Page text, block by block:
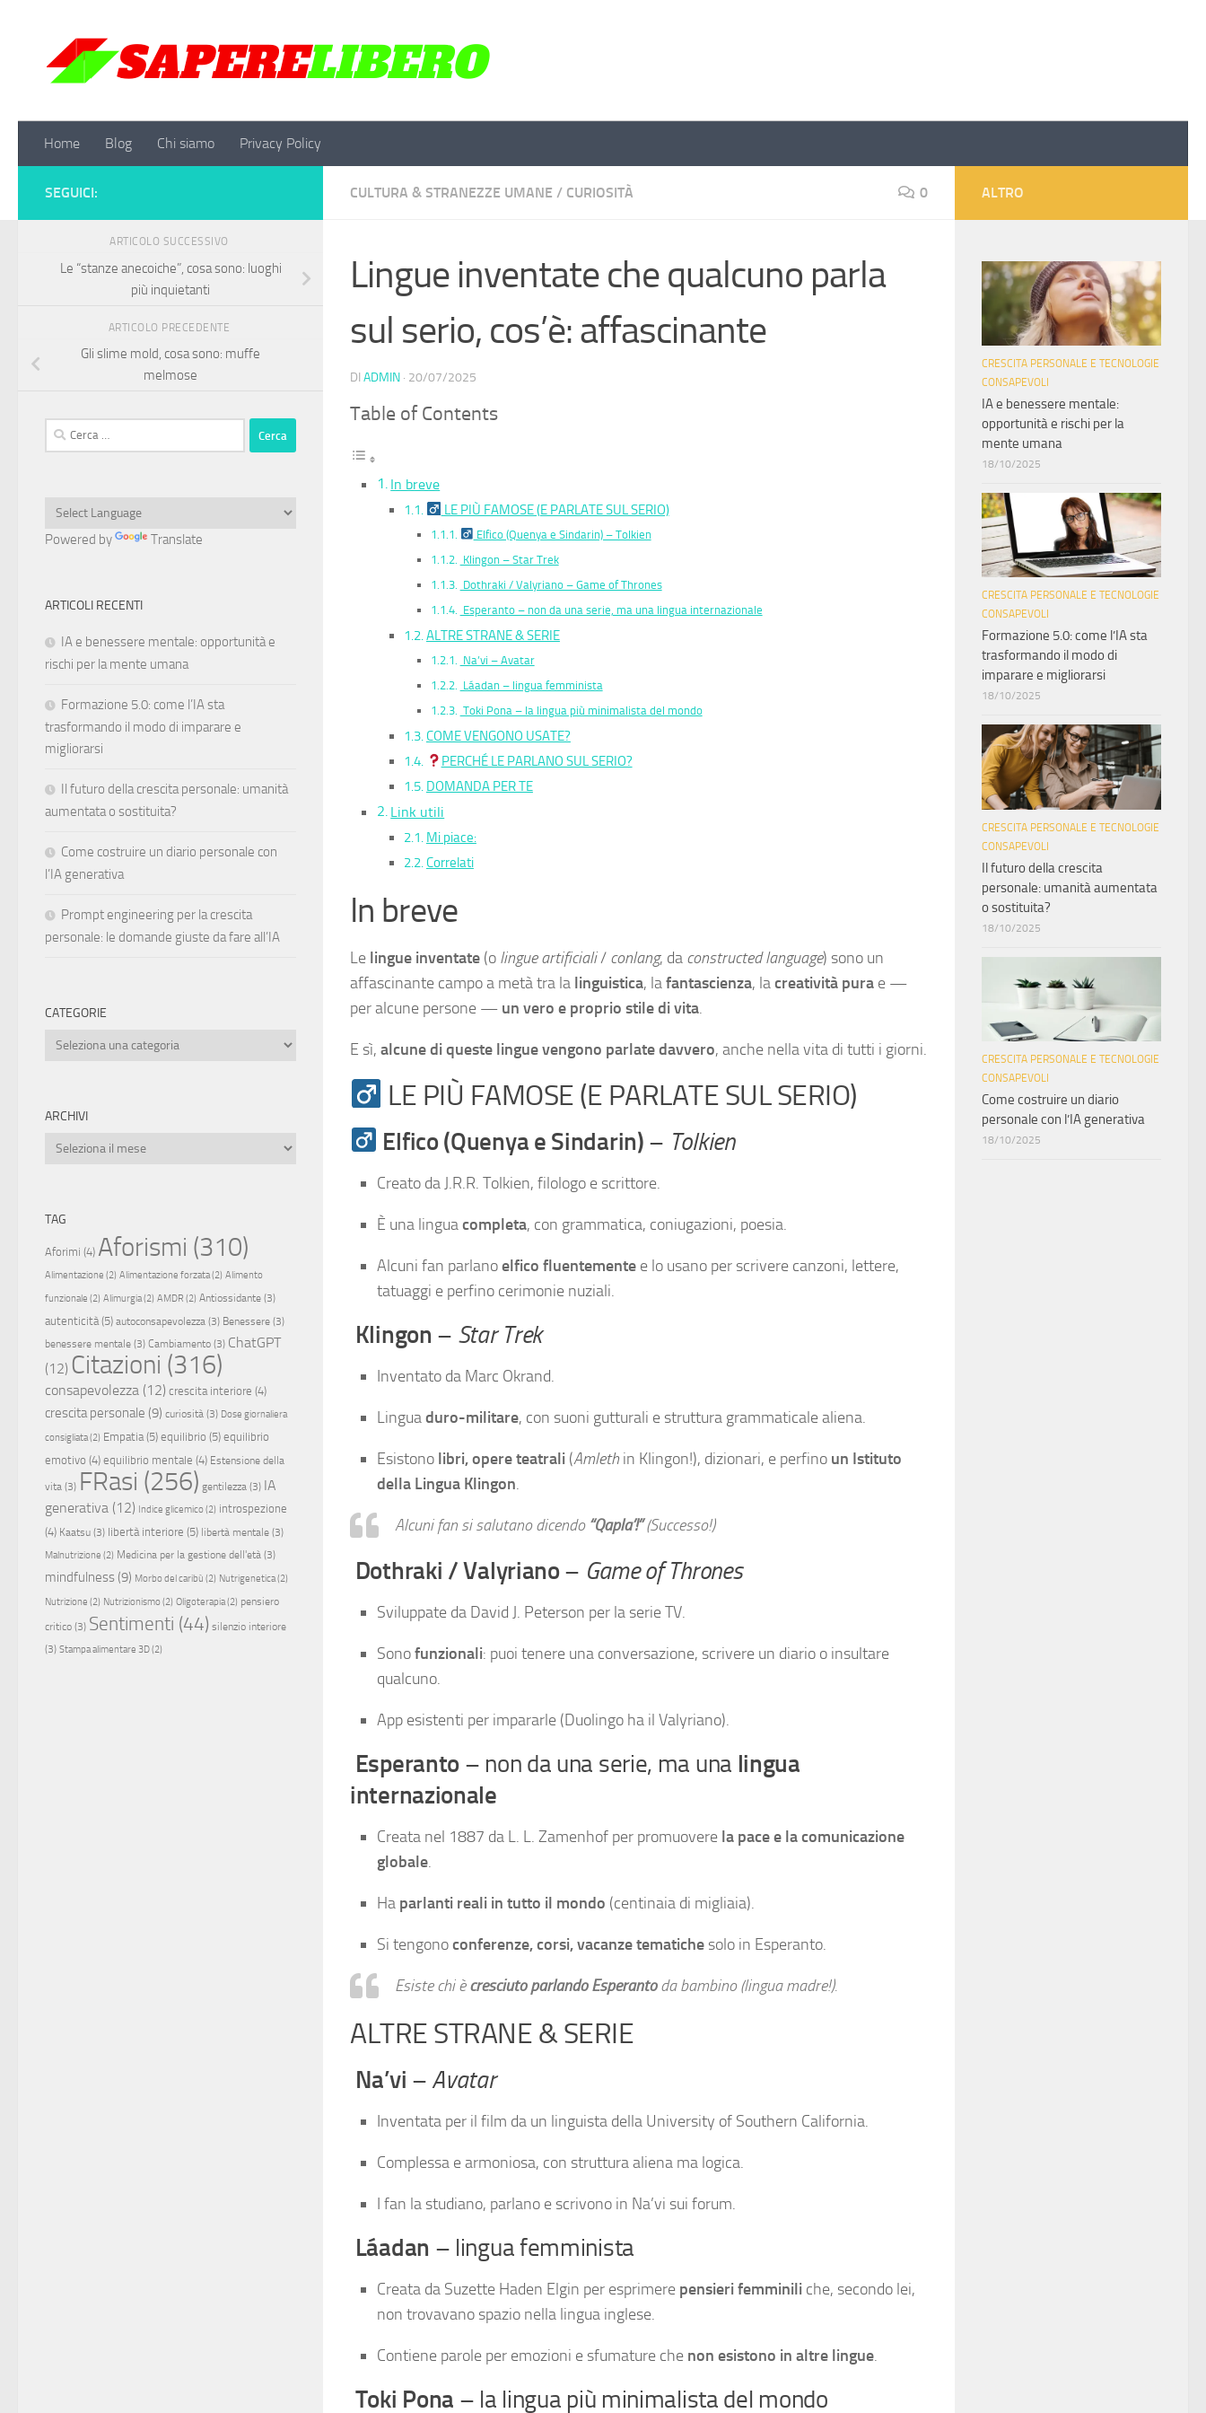
Home Blog Chi siamo Privacy Policy
CULTURA & STRANEZZE UMANE / CURIOSITÀ 0
Lingue inventate che qualcuno parla
sul serio, cos’è: affascinante
DI ADMIN · 20/07/2025
Table of Contents
In breve
LE PIÙ FAMOSE (E PARLATE SUL SERIO)
Elfico (Quenya e Sindarin) – Tolkien
Klingon – Star Trek
Dothraki / Valyriano – Game of Thrones
Esperanto – non da una serie, ma una lingua internazionale
ALTRE STRANE & SERIE
Na’vi – Avatar
Láadan – lingua femminista
Toki Pona – la lingua più minimalista del mondo
COME VENGONO USATE?
PERCHÉ LE PARLANO SUL SERIO?
DOMANDA PER TE
Link utili
Mi piace:
Correlati
In breve
Le lingue inventate (o lingue artificiali/ conlang, da constructed language) sono un
affascinante campo a metà tra la linguistica, lafantascienza, lacreatività pura e —
per alcune persone — un vero e proprio stile di vita.
E sì, alcune di queste lingue vengono parlate davvero, anche nella vita di tutti i giorni.
LE PIÙ FAMOSE (E PARLATE SUL SERIO)
Elfico (Quenya e Sindarin) – Tolkien
Creato da J.R.R. Tolkien, filologo e scrittore.
È una linguacompleta, con grammatica, coniugazioni, poesia.
Alcuni fan parlanoelfico fluentemente e lo usano per scrivere canzoni, lettere,
tatuaggi e perfino cerimonie nuziali.
Klingon – Star Trek
Inventato da Marc Okrand.
Linguaduro-militare, con suoni gutturali e struttura grammaticale aliena.
Esistono libri, opere teatrali (Amleth in Klingon!), dizionari, e perfino un Istituto
della Lingua Klingon.
Alcuni fan si salutano dicendo “Qapla’!”(Successo!)
Dothraki / Valyriano– Game of Thrones
Sviluppate da David J. Peterson per la serie TV.
Sonofunzionali: puoi tenere una conversazione, scrivere un diario o insultare
qualcuno.
App esistenti per impararle (Duolingo ha il Valyriano).
Esperanto – non da una serie, ma una lingua
internazionale
Creata nel 1887 da L. L. Zamenhof per promuovere la pace e la comunicazione
globale.
Ha parlanti reali in tutto il mondo (centinaia di migliaia).
Si tengonoconferenze, corsi, vacanze tematiche solo in Esperanto.
Esiste chi ècresciuto parlando Esperantoda bambino (lingua madre!).
ALTRE STRANE & SERIE
Na’vi –Avatar
Inventata per il film da un linguista della University of Southern California.
Complessa e armoniosa, con struttura aliena ma logica.
I fan la studiano, parlano e scrivono in Na’vi sui forum.
Láadan – lingua femminista
Creata da Suzette Haden Elgin per esprimere pensieri femminili che, secondo lei,
non trovavano spazio nella lingua inglese.
Contiene parole per emozioni e sfumature che non esistono in altre lingue.
Toki Pona – la lingua più minimalista del mondo
SEGUICI:
ARTICOLO SUCCESSIVO
Le “stanze anecoiche”, cosa sono: luoghi
più inquietanti
ARTICOLO PRECEDENTE
Gli slime mold, cosa sono: muffe
melmose
Ricerca
per:
Powered by Translate
ARTICOLI RECENTI
IA e benessere mentale: opportunità e
rischi per la mente umana
Formazione 5.0: come l’IA sta
trasformando il modo di imparare e
migliorarsi
Il futuro della crescita personale: umanità
aumentata o sostituita?
Come costruire un diario personale con
l’IA generativa
Prompt engineering per la crescita
personale: le domande giuste da fare all’IA
CATEGORIE
Categorie
ARCHIVI
Archivi
TAG
Aforimi (4) Aforismi (310)
Alimentazione (2) Alimentazione forzata(2) Alimento
funzionale (2) Alimurgia(2) AMDR (2) Antiossidante (3)
autenticità(5) autoconsapevolezza (3) Benessere (3)
benessere mentale (3) Cambiamento (3) ChatGPT
(12) Citazioni (316)
consapevolezza (12) crescita interiore (4)
crescita personale (9) curiosità (3) Dose giornaliera
consigliata(2) Empatia(5) equilibrio (5) equilibrio
emotivo (4) equilibrio mentale (4) Estensione della
vita (3) FRasi (256) gentilezza (3) IA
generativa (12) Indice glicemico (2) introspezione
(4) Kaatsu (3) libertà interiore (5) libertà mentale (3)
Malnutrizione (2) Medicina per la gestione dell'età (3)
mindfulness (9) Morbo del caribù (2) Nutrigenetica(2)
Nutrizione (2) Nutrizionismo (2) Oligoterapia(2) pensiero
critico (3) Sentimenti (44) silenzio interiore
(3) Stampa alimentare 3D(2)
ALTRO
CRESCITA PERSONALE E TECNOLOGIE
CONSAPEVOLI
IA e benessere mentale:
opportunità e rischi per la
mente umana
18/10/2025
CRESCITA PERSONALE E TECNOLOGIE
CONSAPEVOLI
Formazione 5.0: come l’IA sta
trasformando il modo di
imparare e migliorarsi
18/10/2025
CRESCITA PERSONALE E TECNOLOGIE
CONSAPEVOLI
Il futuro della crescita
personale: umanità aumentata
o sostituita?
18/10/2025
CRESCITA PERSONALE E TECNOLOGIE
CONSAPEVOLI
Come costruire un diario
personale con l’IA generativa
18/10/2025